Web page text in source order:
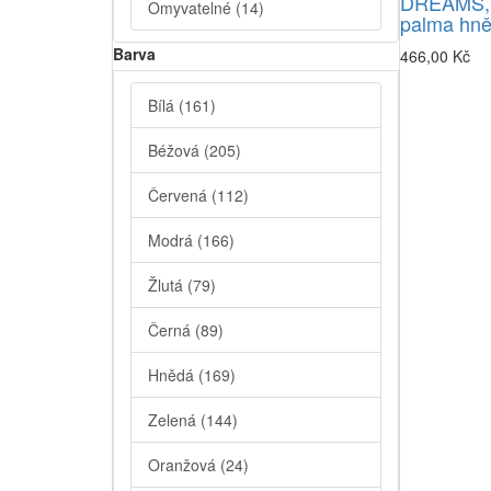
Omyvatelné (14)
Barva
Bílá (161)
Béžová (205)
Červená (112)
Modrá (166)
Žlutá (79)
Černá (89)
Hnědá (169)
Zelená (144)
Oranžová (24)
palma
466,00 Kč